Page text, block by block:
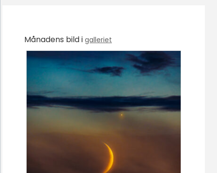
Månadens bild i galleriet